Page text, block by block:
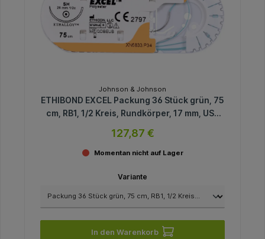
Johnson & Johnson
ETHIBOND EXCEL Packung 36 Stück grün, 75
cm, RB1, 1/2 Kreis, Rundkörper, 17 mm, USP
127,87 €
Momentan nicht auf Lager
Variante
In den Warenkorb